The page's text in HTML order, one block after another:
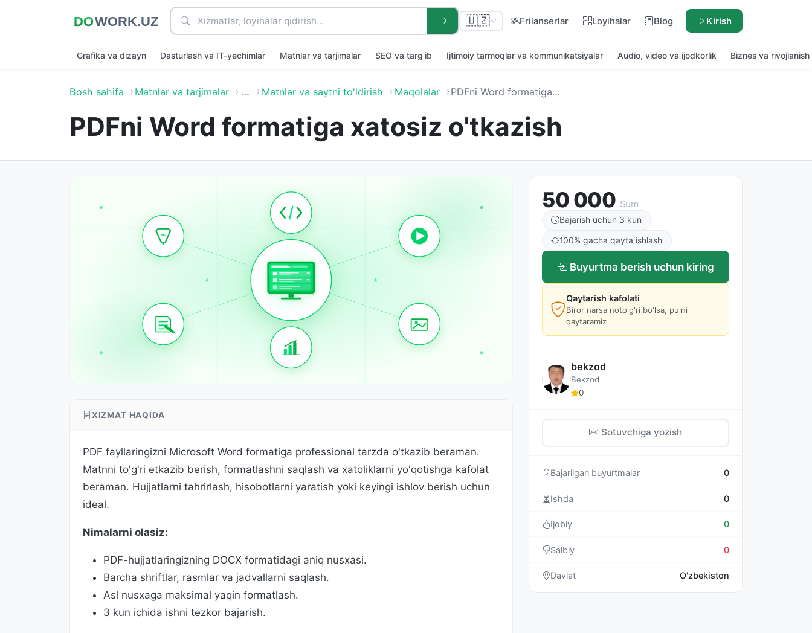
🇺🇿 Frilanserlar Loyihalar Blog Kirish
Grafika va dizayn Dasturlash va IT-yechimlar Matnlar va tarjimalar SEO va targ'ib Ijtimoiy tarmoqlar va kommunikatsiyalar Audio, video va ijodkorlik Biznes va rivojlanish
Bosh sahifa Matnlar va tarjimalar … Matnlar va saytni to'ldirish Maqolalar PDFni Word formatiga xatosiz o'tkazish
PDFni Word formatiga xatosiz o'tkazish
XIZMAT HAQIDA
PDF fayllaringizni Microsoft Word formatiga professional tarzda o'tkazib beraman.
Matnni to'g'ri etkazib berish, formatlashni saqlash va xatoliklarni yo'qotishga kafolat
beraman. Hujjatlarni tahrirlash, hisobotlarni yaratish yoki keyingi ishlov berish uchun
ideal.
Nimalarni olasiz:
PDF-hujjatlaringizning DOCX formatidagi aniq nusxasi.
Barcha shriftlar, rasmlar va jadvallarni saqlash.
Asl nusxaga maksimal yaqin formatlash.
3 kun ichida ishni tezkor bajarish.
50 000 Sum
Bajarish uchun 3 kun
100% gacha qayta ishlash
Buyurtma berish uchun kiring
Qaytarish kafolati
Biror narsa noto'g'ri bo'lsa, pulni
qaytaramiz
bekzod
Bekzod
0
Sotuvchiga yozish
Bajarilgan buyurtmalar 0
Ishda 0
Ijobiy 0
Salbiy 0
Davlat O'zbekiston